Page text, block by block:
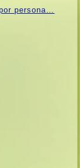
persona…